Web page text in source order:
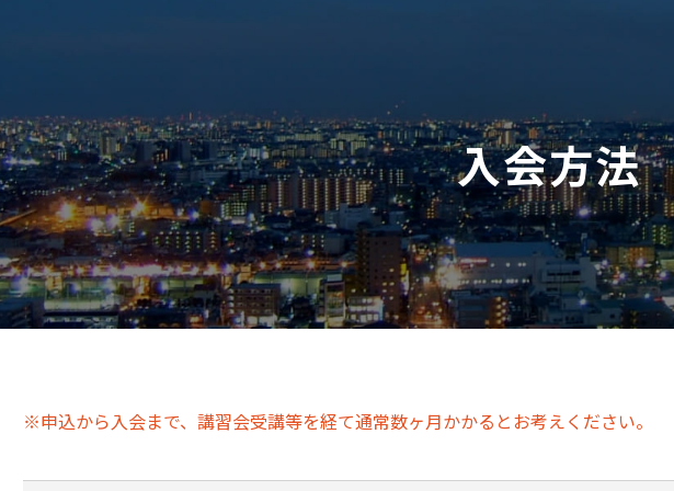
入会方法
※申込から入会まで、講習会受講等を経て通常数ヶ月かかるとお考えください。